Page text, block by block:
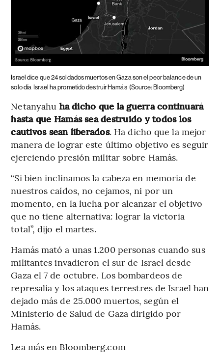
Israel dice que 24 soldados muertos en Gaza son el peor balance de un
solo día Israel ha prometido destruir Hamás (Source: Bloomberg)
Netanyahu ha dicho que la guerra continuará
hasta que Hamás sea destruido y todos los
cautivos sean liberados. Ha dicho que la mejor
manera de lograr este último objetivo es seguir
ejerciendo presión militar sobre Hamás.
“Si bien inclinamos la cabeza en memoria de
nuestros caídos, no cejamos, ni por un
momento, en la lucha por alcanzar el objetivo
que no tiene alternativa: lograr la victoria
total”, dijo el martes.
Hamás mató a unas 1.200 personas cuando sus
militantes invadieron el sur de Israel desde
Gaza el 7 de octubre. Los bombardeos de
represalia y los ataques terrestres de Israel han
dejado más de 25.000 muertos, según el
Ministerio de Salud de Gaza dirigido por
Hamás.
Lea más en Bloomberg.com